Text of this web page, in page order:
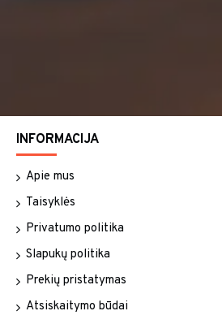
INFORMACIJA
Apie mus
Taisyklės
Privatumo politika
Slapukų politika
Prekių pristatymas
Atsiskaitymo būdai